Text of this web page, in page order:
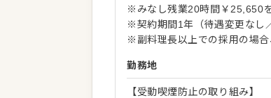
※みなし残業20時間￥25,650
※契約期間1年（待遇変更なし
※副料理長以上での採用の場
勤務地
【受動喫煙防止の取り組み】